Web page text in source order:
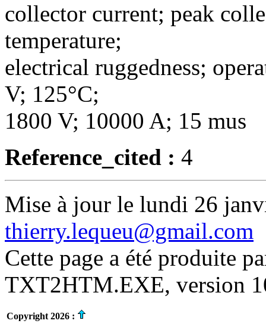
collector current; peak
temperature;
electrical ruggedness;
V; 125°C;
1800 V; 10000 A; 15 mus
Reference_cited : 4
Mise à jour le lundi 26
thierry.lequeu@gmail.com
Cette page a été produite
TXT2HTM.EXE, version
Copyright 2026 :